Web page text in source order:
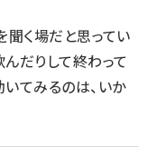
聞く場だと思ってい
だりして終わって
てみるのは、いか